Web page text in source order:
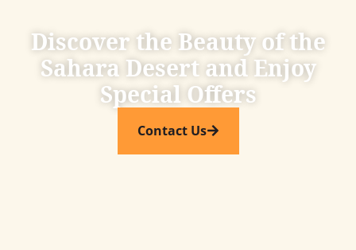
Discover the Beauty of the
Sahara Desert and Enjoy
Special Offers​
Contact Us